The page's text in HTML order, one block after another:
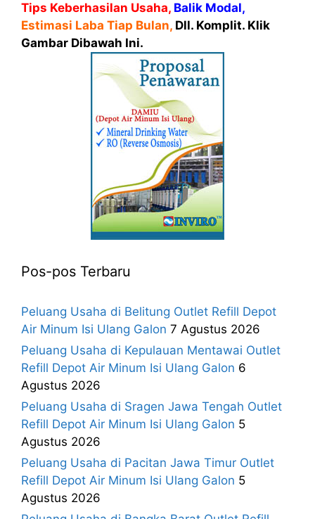
Tips Keberhasilan Usaha, Balik Modal,
Estimasi Laba Tiap Bulan, Dll. Komplit. Klik
Gambar Dibawah Ini.
Pos-pos Terbaru
Peluang Usaha di Belitung Outlet Refill Depot
Air Minum Isi Ulang Galon 7 Agustus 2026
Peluang Usaha di Kepulauan Mentawai Outlet
Refill Depot Air Minum Isi Ulang Galon 6
Agustus 2026
Peluang Usaha di Sragen Jawa Tengah Outlet
Refill Depot Air Minum Isi Ulang Galon 5
Agustus 2026
Peluang Usaha di Pacitan Jawa Timur Outlet
Refill Depot Air Minum Isi Ulang Galon 5
Agustus 2026